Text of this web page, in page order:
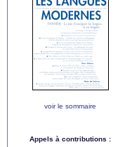
voir le sommaire
Appels à contributions :